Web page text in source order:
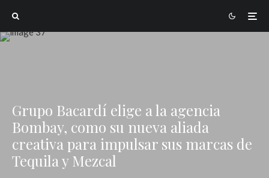
Grupo Bacardí elige a la agencia
Bombay, como su nueva aliada
creativa para impulsar sus marcas de
Tequila y Mezcal